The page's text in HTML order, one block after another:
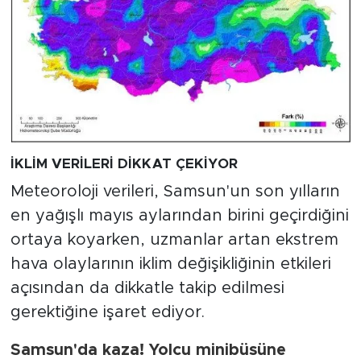
İKLİM VERİLERİ DİKKAT ÇEKİYOR
Meteoroloji verileri, Samsun'un son yılların
en yağışlı mayıs aylarından birini geçirdiğini
ortaya koyarken, uzmanlar artan ekstrem
hava olaylarının iklim değişikliğinin etkileri
açısından da dikkatle takip edilmesi
gerektiğine işaret ediyor.
Samsun'da kaza! Yolcu minibüsüne